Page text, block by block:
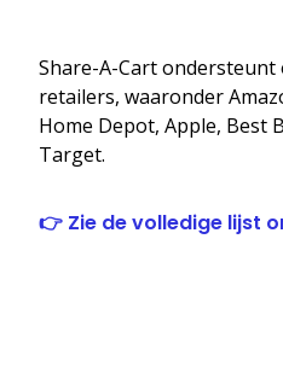
Share-A-Cart
retailers, waaronder
Home Depot, Apple, Best
Target.
👉 Zie de volledige lijst